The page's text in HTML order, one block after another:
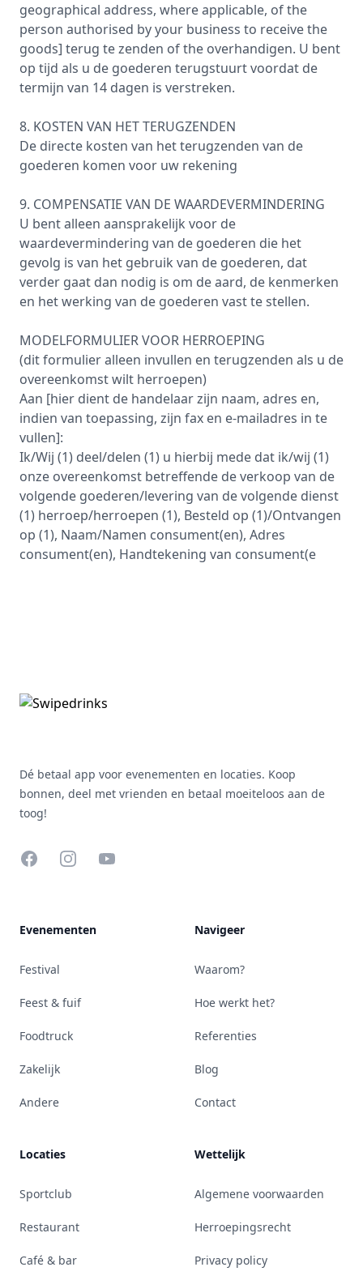
geographical address, where applicable, of the
person authorised by your business to receive the
goods] terug te zenden of the overhandigen. U bent
op tijd als u de goederen terugstuurt voordat de
termijn van 14 dagen is verstreken.
8. KOSTEN VAN HET TERUGZENDEN
De directe kosten van het terugzenden van de
goederen komen voor uw rekening
9. COMPENSATIE VAN DE WAARDEVERMINDERING
U bent alleen aansprakelijk voor de
waardevermindering van de goederen die het
gevolg is van het gebruik van de goederen, dat
verder gaat dan nodig is om de aard, de kenmerken
en het werking van de goederen vast te stellen.
MODELFORMULIER VOOR HERROEPING
(dit formulier alleen invullen en terugzenden als u de
overeenkomst wilt herroepen)
Aan [hier dient de handelaar zijn naam, adres en,
indien van toepassing, zijn fax en e-mailadres in te
vullen]:
Ik/Wij (1) deel/delen (1) u hierbij mede dat ik/wij (1)
onze overeenkomst betreffende de verkoop van de
volgende goederen/levering van de volgende dienst
(1) herroep/herroepen (1), Besteld op (1)/Ontvangen
op (1), Naam/Namen consument(en), Adres
consument(en), Handtekening van consument(e
Dé betaal app voor evenementen en locaties. Koop
bonnen, deel met vrienden en betaal moeiteloos aan de
toog!
FacebookInstagramYouTube
Evenementen
Festival
Feest & fuif
Foodtruck
Zakelijk
Andere
Locaties
Sportclub
Restaurant
Café & bar
Navigeer
Waarom?
Hoe werkt het?
Referenties
Blog
Contact
Wettelijk
Algemene voorwaarden
Herroepingsrecht
Privacy policy